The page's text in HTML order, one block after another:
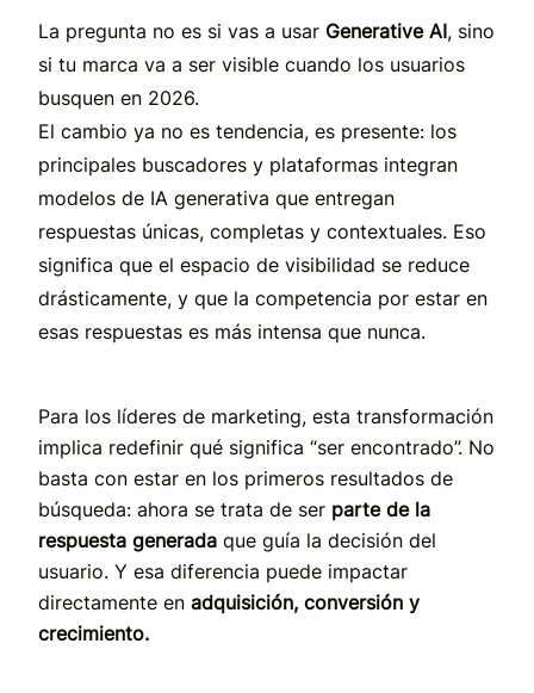
La pregunta no es si vas a usar Generative AI, sino
si tu marca va a ser visible cuando los usuarios
busquen en 2026.
El cambio ya no es tendencia, es presente: los
principales buscadores y plataformas integran
modelos de IA generativa que entregan
respuestas únicas, completas y contextuales. Eso
significa que el espacio de visibilidad se reduce
drásticamente, y que la competencia por estar en
esas respuestas es más intensa que nunca.
Para los líderes de marketing, esta transformación
implica redefinir qué significa “ser encontrado”. No
basta con estar en los primeros resultados de
búsqueda: ahora se trata de ser parte de la
respuesta generada que guía la decisión del
usuario. Y esa diferencia puede impactar
directamente en adquisición, conversión y
crecimiento.